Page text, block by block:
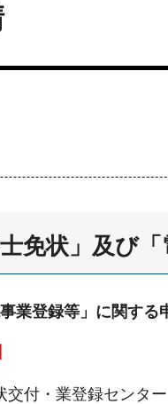
士免状」及び
業登録等」に関す
付・業登録センター